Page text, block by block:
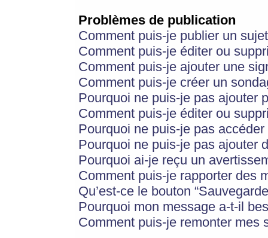
Problèmes de publication
Comment puis-je publier un
Comment puis-je éditer ou
Comment puis-je ajouter une
Comment puis-je créer un
Pourquoi ne puis-je pas ajouter
Comment puis-je éditer ou
Pourquoi ne puis-je pas
Pourquoi ne puis-je pas ajouter
Pourquoi ai-je reçu un
Comment puis-je rapporter des
Qu’est-ce le bouton
Pourquoi mon message a-t-il
Comment puis-je remonter mes